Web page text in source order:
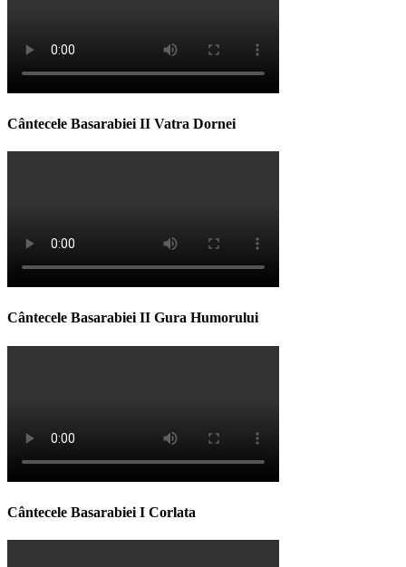
Cântecele Basarabiei II Vatra Dornei
Cântecele Basarabiei II Gura Humorului
Cântecele Basarabiei I Corlata